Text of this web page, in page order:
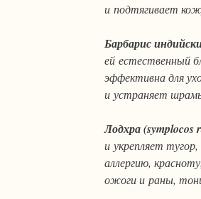
и подтягивает
Барбарис
ей естественный
эффективна для
и устраняет
Лодхра(symplocos
и укрепляет
аллергию,
ожоги и раны,